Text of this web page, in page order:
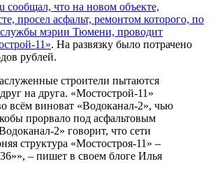
сообщал, что на новом объекте,
просел асфальт, ремонтом которого, по
мэрии Тюмени, проводит
11». На развязку было потрачено
рублей.
строители пытаются
на друга. «Мостострой-11»
всём виноват «Водоканал-2», чью
прорвало под асфальтовым
2» говорит, что сети
структура «Мостостроя-11» –
– пишет в своем блоге Илья